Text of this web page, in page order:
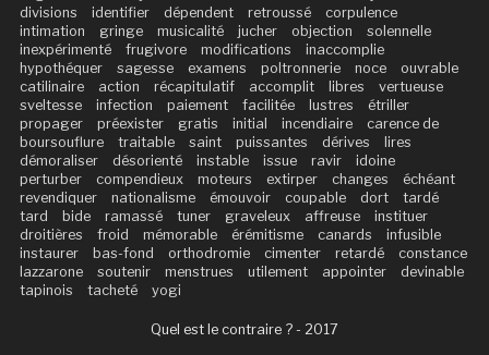
divisions
identifier dépendent retroussé
corpulence
intimation
gringe musicalité jucher objection
solennelle
inexpérimenté
frugivore modifications
inaccomplie
hypothéquer
sagesse examens poltronnerie noce
ouvrable
catilinaire
action récapitulatif accomplit libres
vertueuse
sveltesse
infection paiement facilitée lustres
étriller
propager
préexister gratis initial incendiaire
carence de
boursouflure
traitable saint puissantes dérives
lires
démoraliser
désorienté instable issue ravir
idoine
perturber
compendieux moteurs extirper changes
échéant
revendiquer
nationalisme émouvoir coupable dort
tardé
tard
bide ramassé tuner graveleux affreuse
instituer
droitières
froid mémorable érémitisme canards
infusible
instaurer
bas-fond orthodromie cimenter retardé
constance
lazzarone
soutenir menstrues utilement appointer
devinable
tapinois
tacheté yogi
Quel est le contraire ? - 2017